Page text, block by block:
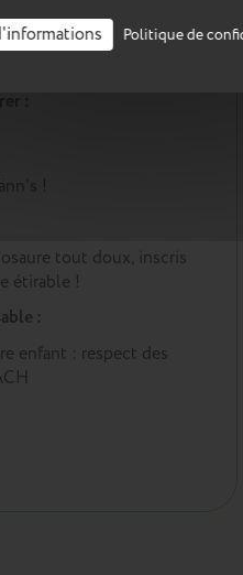
Politique de
:
tout doux, inscris
étirable !
:
enfant : respect des